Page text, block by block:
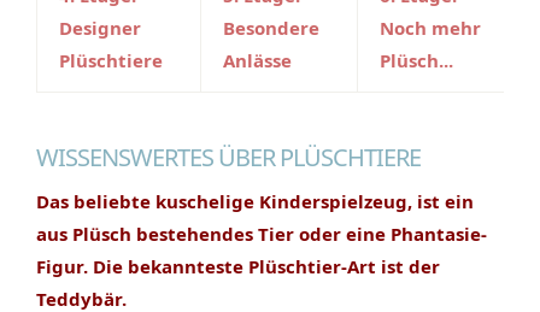
Designer
Plüschtiere
Besondere
Anlässe
Noch mehr
Plüsch...
WISSENSWERTES ÜBER PLÜSCHTIERE
Das beliebte kuschelige Kinderspielzeug, ist ein
aus Plüsch bestehendes Tier oder eine Phantasie-
Figur. Die bekannteste Plüschtier-Art ist der
Teddybär.